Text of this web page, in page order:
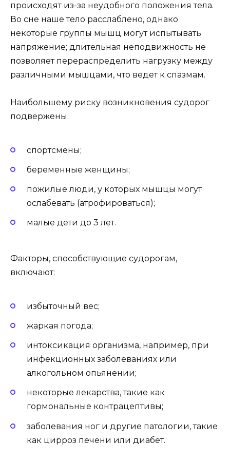
происходят из-за неудобного положения тела.
Во сне наше тело расслаблено, однако
некоторые группы мышц могут испытывать
напряжение; длительная неподвижность не
позволяет перераспределить нагрузку между
различными мышцами, что ведет к спазмам.
Наибольшему риску возникновения судорог
подвержены:
спортсмены;
беременные женщины;
пожилые люди, у которых мышцы могут
ослабевать (атрофироваться);
малые дети до 3 лет.
Факторы, способствующие судорогам,
включают:
избыточный вес;
жаркая погода;
интоксикация организма, например, при
инфекционных заболеваниях или
алкогольном опьянении;
некоторые лекарства, такие как
гормональные контрацептивы;
заболевания ног и другие патологии, такие
как цирроз печени или диабет.